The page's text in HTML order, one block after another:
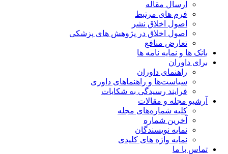
ارسال مقاله
فرم های مرتبط
اصول اخلاق نشر
اصول اخلاق در پژوهش های پزشکی
تعارض منافع
بانک ها و نمایه نامه ها
برای داوران
راهنمای داوران
سیاست‌ها و راهنماهای داوری
فرایند رسیدگی به شکایات
آرشیو مجله و مقالات
کلیه شماره‌های مجله
آخرین شماره
نمایه نویسندگان
نمایه واژه های کلیدی
تماس با ما